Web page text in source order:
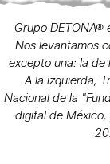
Grupo DETONA®
Nos levantamos
excepto una: la de
A la izquierda,
Nacional de la
digital de México,